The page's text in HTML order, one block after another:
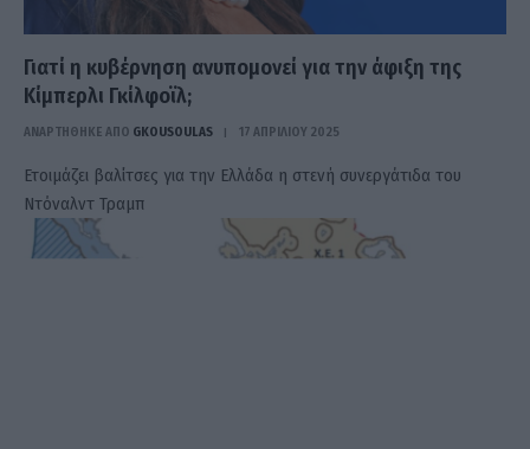
Γιατί η κυβέρνηση ανυπομονεί για την άφιξη της
Κίμπερλι Γκίλφοϊλ;
ΑΝΑΡΤΗΘΗΚΕ ΑΠΟ GKOUSOULAS 17 ΑΠΡΙΛΊΟΥ 2025
Ετοιμάζει βαλίτσες για την Ελλάδα η στενή συνεργάτιδα του
Ντόναλντ Τραμπ